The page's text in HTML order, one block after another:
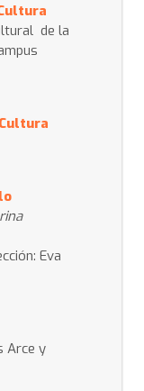
de la
Eva
Arce y